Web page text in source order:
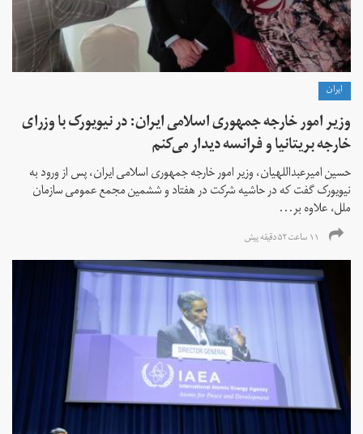
ايران
وزیر امور خارجه جمهوری اسلامی ایران: در نیویورک با وزرای
خارجه بریتانیا و فرانسه دیدار می‌کنم
حسین امیرعبداللهیان، وزیر امور خارجه جمهوری اسلامی ایران، پس از ورود به
نیویورک گفت که در حاشیه شرکت در هفتاد و ششمین مجمع عمومی سازمان
ملل، علاوه بر...
۱۱ ساعت ۵۲ دقیقه پیش